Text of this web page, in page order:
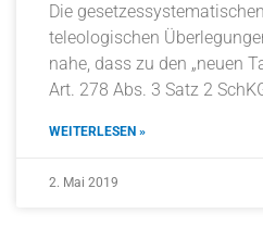
Die
teleologischen
nahe, dass zu den „neuen
Art. 278 Abs. 3 Satz 2
WEITERLESEN »
2. Mai 2019